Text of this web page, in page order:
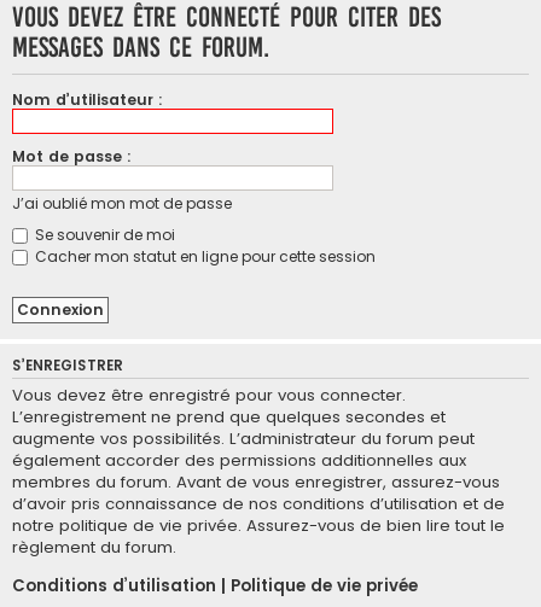
Vous devez être connecté pour citer des
messages dans ce forum.
Nom d’utilisateur :
Mot de passe :
J’ai oublié mon mot de passe
Se souvenir de moi
Cacher mon statut en ligne pour cette session
S’ENREGISTRER
Vous devez être enregistré pour vous connecter.
L’enregistrement ne prend que quelques secondes et
augmente vos possibilités. L’administrateur du forum peut
également accorder des permissions additionnelles aux
membres du forum. Avant de vous enregistrer, assurez-vous
d’avoir pris connaissance de nos conditions d’utilisation et de
notre politique de vie privée. Assurez-vous de bien lire tout le
règlement du forum.
Conditions d’utilisation | Politique de vie privée